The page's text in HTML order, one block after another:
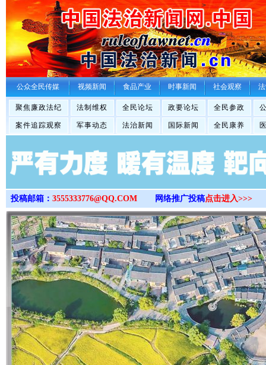
>
公众全民传媒 视频新闻 食品产业 时事新闻 社会观察
聚焦廉政法纪 法制维权 全民论坛 政要论坛 全民参政
案件追踪观察 军事动态 法治新闻 国际新闻 全民康养
投稿邮箱： 3555333776@QQ.COM 网络推广投稿点击进入>>>